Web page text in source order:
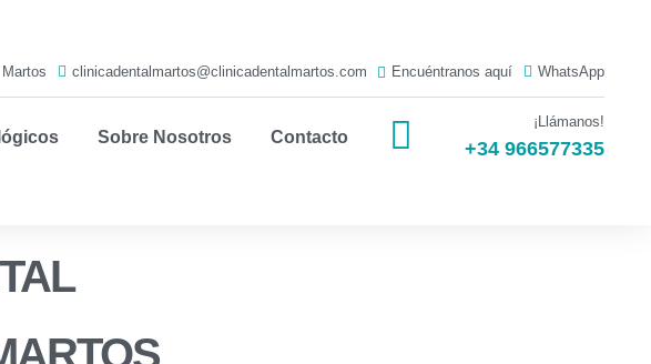
clinicadentalmartos@clinicadentalmartos.com Encuéntranos aquí WhatsApp
Sobre Nosotros Contacto
¡Llámanos!
+34 966577335